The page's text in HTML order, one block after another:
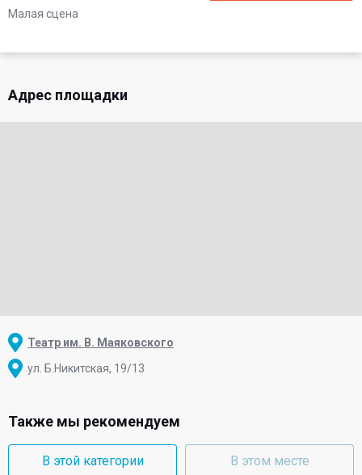
Малая сцена
Адрес площадки
Театр им. В. Маяковского
ул. Б.Никитская, 19/13
Также мы рекомендуем
В этой категории В этом месте